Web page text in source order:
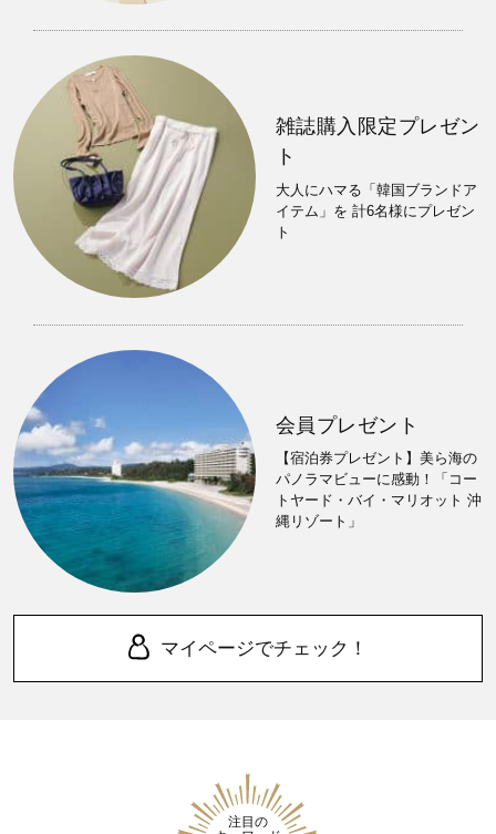
雑誌購入限定プレゼン
ト
大人にハマる「韓国ブランドア
イテム」を 計6名様にプレゼン
ト
会員プレゼント
【宿泊券プレゼント】美ら海の
パノラマビューに感動！「コー
トヤード・バイ・マリオット 沖
縄リゾート」
マイページでチェック！
注目の